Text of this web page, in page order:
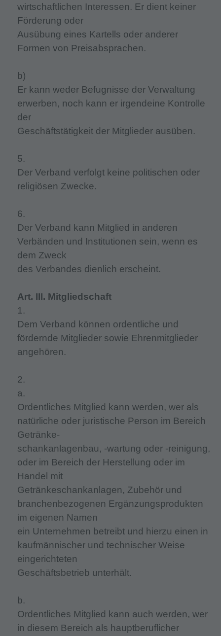
wirtschaftlichen Interessen. Er dient keiner
Förderung oder
Ausübung eines Kartells oder anderer
Formen von Preisabsprachen.
b)
Er kann weder Befugnisse der Verwaltung
erwerben, noch kann er irgendeine Kontrolle
der
Geschäftstätigkeit der Mitglieder ausüben.
5.
Der Verband verfolgt keine politischen oder
religiösen Zwecke.
6.
Der Verband kann Mitglied in anderen
Verbänden und Institutionen sein, wenn es
dem Zweck
des Verbandes dienlich erscheint.
Art. III. Mitgliedschaft
1.
Dem Verband können ordentliche und
fördernde Mitglieder sowie Ehrenmitglieder
angehören.
2.
a.
Ordentliches Mitglied kann werden, wer als
natürliche oder juristische Person im Bereich
Getränke-
schankanlagenbau, -wartung oder -reinigung,
oder im Bereich der Herstellung oder im
Handel mit
Getränkeschankanlagen, Zubehör und
branchenbezogenen Ergänzungsprodukten
im eigenen Namen
ein Unternehmen betreibt und hierzu einen in
kaufmännischer und technischer Weise
eingerichteten
Geschäftsbetrieb unterhält.
b.
Ordentliches Mitglied kann auch werden, wer
in diesem Bereich als hauptberuflicher